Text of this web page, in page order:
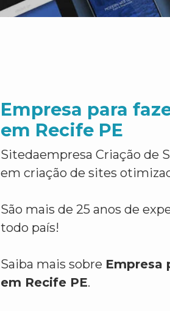
Empresa para
em Recife PE
Sitedaempresa Criação de
em criação de sites
São mais de 25 anos de
todo país!
Saiba mais sobre Empresa
em Recife PE.